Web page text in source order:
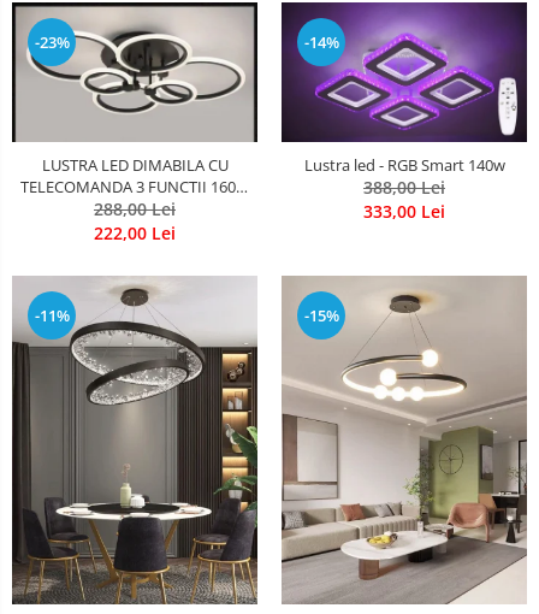
-23%
LUSTRA LED DIMABILA CU
TELECOMANDA 3 FUNCTII 160W
Neagra
288,00 Lei
222,00 Lei
-14%
Lustra led - RGB Smart 140w
388,00 Lei
333,00 Lei
-11% -15%